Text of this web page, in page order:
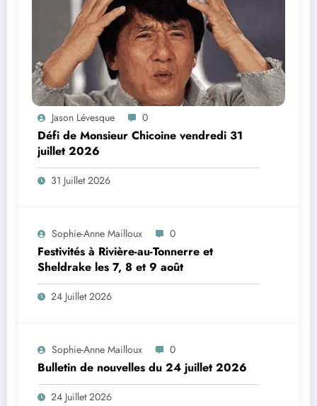
Jason Lévesque 0
Défi de Monsieur Chicoine vendredi 31
juillet 2026
31 Juillet 2026
Sophie-Anne Mailloux 0
Festivités à Rivière-au-Tonnerre et
Sheldrake les 7, 8 et 9 août
24 Juillet 2026
Sophie-Anne Mailloux 0
Bulletin de nouvelles du 24 juillet 2026
24 Juillet 2026